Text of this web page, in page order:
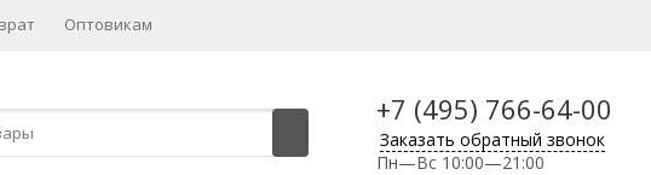
Оптовикам
+7 (495) 766-64-00
Заказать обратный звонок
Пн—Вс 10:00—21:00